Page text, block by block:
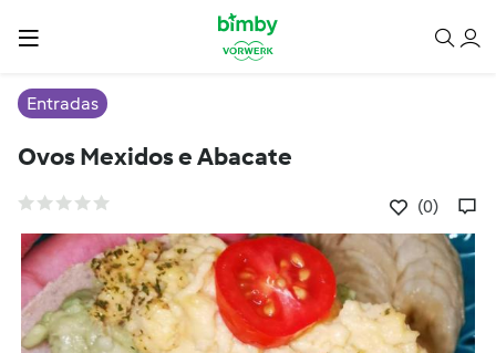
Entradas
Ovos Mexidos e Abacate
(0)